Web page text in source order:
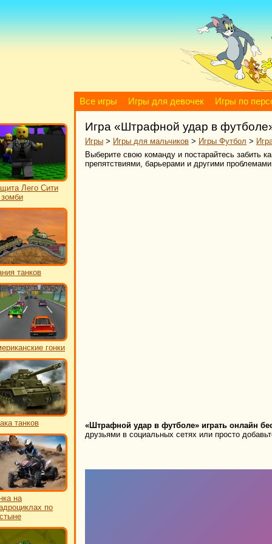
Все игры Игры для девочек Игры по
Лего Сити
зомби
танков
гонки
танков
на
по
Игра «Штрафной удар в
Игры > Игры для мальчиков > Игры Футбол >
Выберите свою команду и постарайтесь забить
препятствиями, барьерами и другими
«Штрафной удар в футболе» играть онлайн
друзьями в социальных сетях или просто